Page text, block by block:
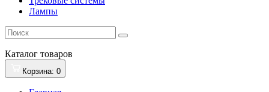
Лампы
Каталог товаров
Корзина: 0